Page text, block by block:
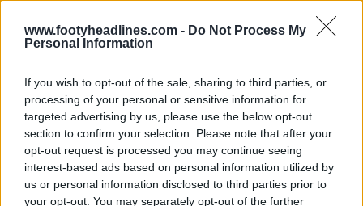
www.footyheadlines.com - Do Not Process My
Personal Information
If you wish to opt-out of the sale, sharing to third parties, or
processing of your personal or sensitive information for
targeted advertising by us, please use the below opt-out
section to confirm your selection. Please note that after your
opt-out request is processed you may continue seeing
interest-based ads based on personal information utilized by
us or personal information disclosed to third parties prior to
your opt-out. You may separately opt-out of the further